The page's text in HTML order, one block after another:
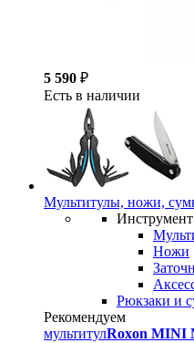
5 590 ₽
Есть в наличии
Мультитулы, ножи,
Инструмент
Ножи
Рюкзаки и
Рекомендуем
мультитулRoxon MINI